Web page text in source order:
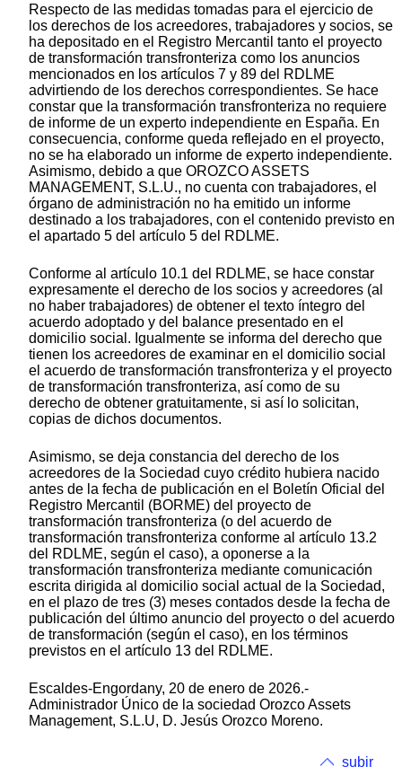
Respecto de las medidas tomadas para el ejercicio de
los derechos de los acreedores, trabajadores y socios, se
ha depositado en el Registro Mercantil tanto el proyecto
de transformación transfronteriza como los anuncios
mencionados en los artículos 7 y 89 del RDLME
advirtiendo de los derechos correspondientes. Se hace
constar que la transformación transfronteriza no requiere
de informe de un experto independiente en España. En
consecuencia, conforme queda reflejado en el proyecto,
no se ha elaborado un informe de experto independiente.
Asimismo, debido a que OROZCO ASSETS
MANAGEMENT, S.L.U., no cuenta con trabajadores, el
órgano de administración no ha emitido un informe
destinado a los trabajadores, con el contenido previsto en
el apartado 5 del artículo 5 del RDLME.
Conforme al artículo 10.1 del RDLME, se hace constar
expresamente el derecho de los socios y acreedores (al
no haber trabajadores) de obtener el texto íntegro del
acuerdo adoptado y del balance presentado en el
domicilio social. Igualmente se informa del derecho que
tienen los acreedores de examinar en el domicilio social
el acuerdo de transformación transfronteriza y el proyecto
de transformación transfronteriza, así como de su
derecho de obtener gratuitamente, si así lo solicitan,
copias de dichos documentos.
Asimismo, se deja constancia del derecho de los
acreedores de la Sociedad cuyo crédito hubiera nacido
antes de la fecha de publicación en el Boletín Oficial del
Registro Mercantil (BORME) del proyecto de
transformación transfronteriza (o del acuerdo de
transformación transfronteriza conforme al artículo 13.2
del RDLME, según el caso), a oponerse a la
transformación transfronteriza mediante comunicación
escrita dirigida al domicilio social actual de la Sociedad,
en el plazo de tres (3) meses contados desde la fecha de
publicación del último anuncio del proyecto o del acuerdo
de transformación (según el caso), en los términos
previstos en el artículo 13 del RDLME.
Escaldes-Engordany, 20 de enero de 2026.-
Administrador Único de la sociedad Orozco Assets
Management, S.L.U, D. Jesús Orozco Moreno.
subir